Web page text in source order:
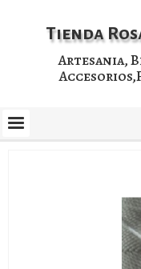
Tienda
Artesania,